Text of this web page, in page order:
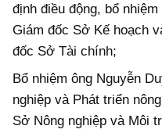
định điều động, bổ
Giám đốc Sở Kế hoạch
đốc Sở Tài chính;
Bổ nhiệm ông Nguyễn
nghiệp và Phát triển
Sở Nông nghiệp và Môi